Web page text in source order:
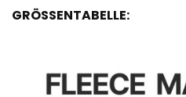
GRÖSSENTABELLE: